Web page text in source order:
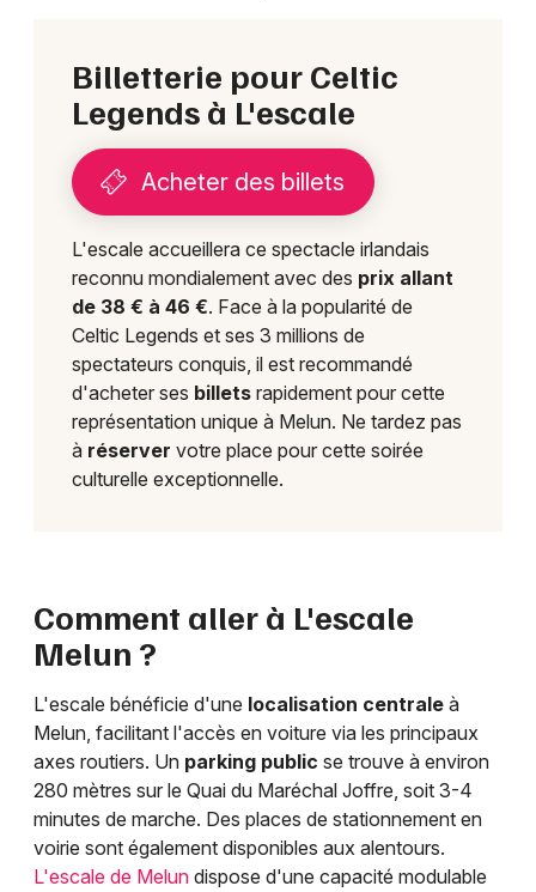
Billetterie pour Celtic
Legends à L'escale
Acheter des billets
L'escale accueillera ce spectacle irlandais
reconnu mondialement avec des prix allant
de 38 € à 46 €. Face à la popularité de
Celtic Legends et ses 3 millions de
spectateurs conquis, il est recommandé
d'acheter ses billets rapidement pour cette
représentation unique à Melun. Ne tardez pas
à réserver votre place pour cette soirée
culturelle exceptionnelle.
Comment aller à L'escale
Melun ?
L'escale bénéficie d'une localisation centrale à
Melun, facilitant l'accès en voiture via les principaux
axes routiers. Un parking public se trouve à environ
280 mètres sur le Quai du Maréchal Joffre, soit 3-4
minutes de marche. Des places de stationnement en
voirie sont également disponibles aux alentours.
L'escale de Melun dispose d'une capacité modulable